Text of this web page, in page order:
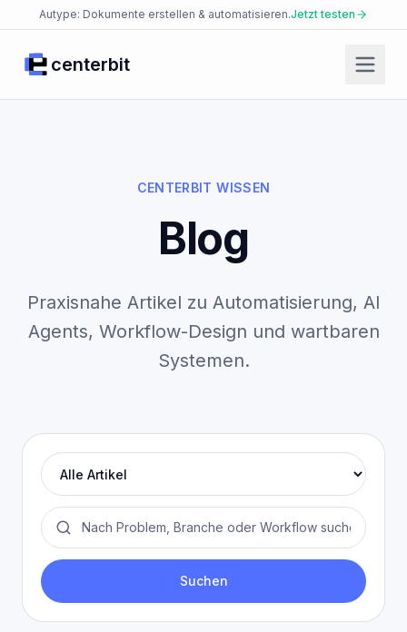
Autype: Dokumente erstellen & automatisieren.Jetzt testen
centerbit
Start
Autype Documents
Enterprise Knowledge Base
JsonCut Media
Blog
Kontakt
ENGLISH
CENTERBIT WISSEN
Blog
Praxisnahe Artikel zu Automatisierung, AI
Agents, Workflow-Design und wartbaren
Systemen.
Kategorien
Blog durchsuchen
Suchen